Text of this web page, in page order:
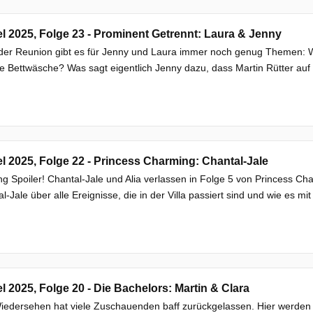
2025, Folge 23 - Prominent Getrennt: Laura & Jenny
Reunion gibt es für Jenny und Laura immer noch genug Themen:
Bettwäsche? Was sagt eigentlich Jenny dazu, dass Martin Rütter
2025, Folge 22 - Princess Charming: Chantal-Jale
Spoiler! Chantal-Jale und Alia verlassen in Folge 5 von Princess
Jale über alle Ereignisse, die in der Villa passiert sind und wie es
2025, Folge 20 - Die Bachelors: Martin & Clara
hat viele Zuschauenden baff zurückgelassen. Hier